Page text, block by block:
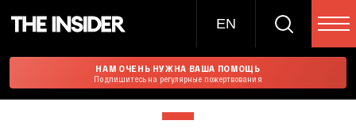
EN
НАМ ОЧЕНЬ НУЖНА ВАША ПОМОЩЬ
Подпишитесь на регулярные пожертвования